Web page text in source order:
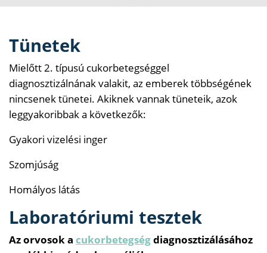
Tünetek
Mielőtt 2. típusú cukorbetegséggel
diagnosztizálnának valakit, az emberek többségének
nincsenek tünetei. Akiknek vannak tüneteik, azok
leggyakoribbak a következők:
Gyakori vizelési inger
Szomjúság
Homályos látás
Laboratóriumi tesztek
Az orvosok a cukorbetegségdiagnosztizálásához